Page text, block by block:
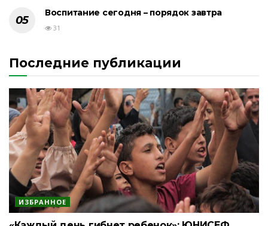
Воспитание сегодня – порядок завтра
31
Последние публикации
ИЗБРАННОЕ